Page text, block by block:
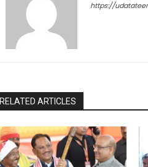
https://
RELATED ARTICLES